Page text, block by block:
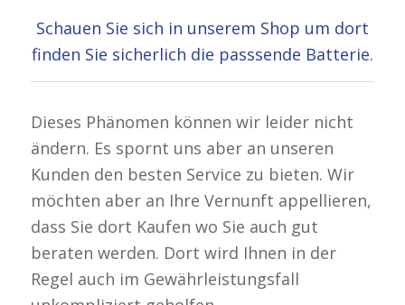
Schauen Sie sich in unserem Shop um dort
finden Sie sicherlich die passsende Batterie.
Dieses Phänomen können wir leider nicht
ändern. Es spornt uns aber an unseren
Kunden den besten Service zu bieten. Wir
möchten aber an Ihre Vernunft appellieren,
dass Sie dort Kaufen wo Sie auch gut
beraten werden. Dort wird Ihnen in der
Regel auch im Gewährleistungsfall